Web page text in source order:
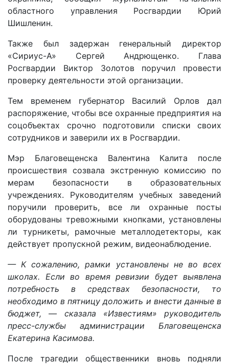
областного управления Росгвардии Юрий
Шишленин.
Также был задержан генеральный директор
«Сириус-А» Сергей Андрющенко. Глава
Росгвардии Виктор Золотов поручил провести
проверку деятельности этой организации.
Тем временем губернатор Василий Орлов дал
распоряжение, чтобы все охранные предприятия на
соцобъектах срочно подготовили списки своих
сотрудников и заверили их в Росгвардии.
Мэр Благовещенска Валентина Калита после
происшествия созвала экстренную комиссию по
мерам безопасности в образовательных
учреждениях. Руководителям учебных заведений
поручили проверить, все ли охранные посты
оборудованы тревожными кнопками, установлены
ли турникеты, рамочные металлодетекторы, как
действует пропускной режим, видеонаблюдение.
— К сожалению, рамки установлены не во всех
школах. Если во время ревизии будет выявлена
потребность в средствах безопасности, то
необходимо в пятницу доложить и внести данные в
бюджет, — сказала «Известиям» руководитель
пресс-службы администрации Благовещенска
Екатерина Касимова.
После трагедии общественники вновь подняли